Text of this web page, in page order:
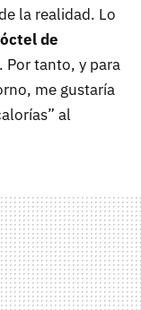
la realidad. Lo
de
. Por tanto, y para
me gustaría
al